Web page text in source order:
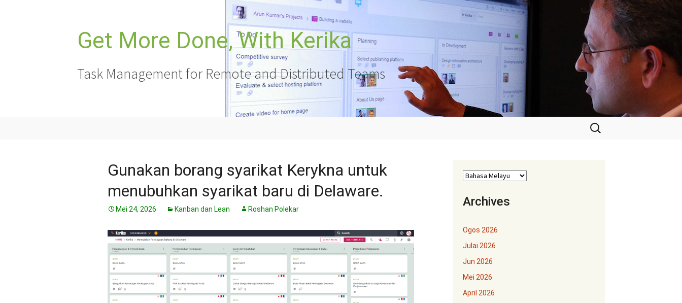
Get More Done, With Kerika
Task Management for Remote and Distributed Teams
Cari:
Gunakan borang syarikat Kerykna untuk
menubuhkan syarikat baru di Delaware.
Mei 24, 2026 Kanban dan Lean Roshan Polekar
Archives
Ogos 2026
Julai 2026
Jun 2026
Mei 2026
April 2026